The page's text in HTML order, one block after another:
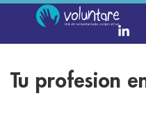
Tu profesion